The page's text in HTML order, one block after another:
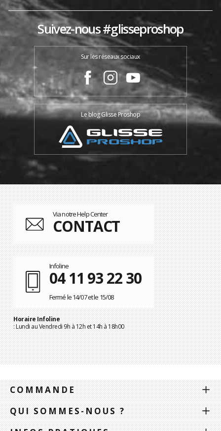
Suivez-nous #glisseproshop
Sur les réseaux sociaux
Le blog Glisse Proshop
Via notre Help Center
CONTACT
Infoline
04 11 93 22 30
Fermé le 14/07 et le 15/08
Horaire Infoline
: Lundi au Vendredi 9h à 12h et 14h à 18h00
COMMANDE
QUI SOMMES-NOUS ?